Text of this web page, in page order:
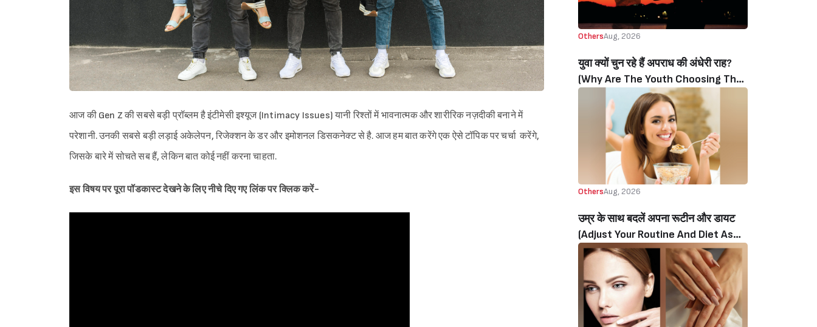
आज की Gen Z की सबसे बड़ी प्रॉब्लम है इंटीमेसी इश्यूज (Intimacy Issues) यानी रिश्तों में भावनात्मक और शारीरिक नज़दीकी बनाने में
परेशानी. उनकी सबसे बड़ी लड़ाई अकेलेपन, रिजेक्शन के डर और इमोशनल डिसकनेक्ट से है. आज हम बात करेंगे एक ऐसे टॉपिक पर चर्चा करेंगे,
जिसके बारे में सोचते सब हैं, लेकिन बात कोई नहीं करना चाहता.
इस विषय पर पूरा पॉडकास्ट देखने के लिए नीचे दिए गए लिंक पर क्लिक करें-
OthersAug, 2026
युवा क्यों चुन रहे हैं अपराध की अंधेरी राह?
(Why Are The Youth Choosing The
Dark Path Of Crime?)
OthersAug, 2026
उम्र के साथ बदलें अपना रूटीन और डायट
(Adjust Your Routine And Diet As
You Age)